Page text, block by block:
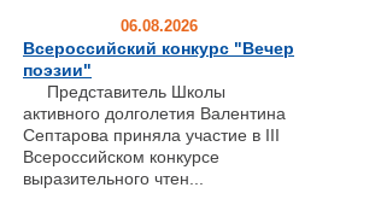
06.08.2026
Всероссийский конкурс "Вечер
поэзии"
Представитель Школы
активного долголетия Валентина
Септарова приняла участие в III
Всероссийском конкурсе
выразительного чтен...